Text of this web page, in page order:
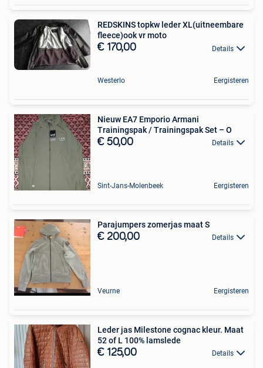
REDSKINS topkw leder XL(uitneembare
fleece)ook vr moto
€ 170,00 Details
Westerlo Eergisteren
Nieuw EA7 Emporio Armani
Trainingspak / Trainingspak Set – O
€ 50,00 Details
Sint-Jans-Molenbeek Eergisteren
Parajumpers zomerjas maat S
€ 200,00 Details
Veurne Eergisteren
Leder jas Milestone cognac kleur. Maat
52 of L 100% lamslede
€ 125,00 Details